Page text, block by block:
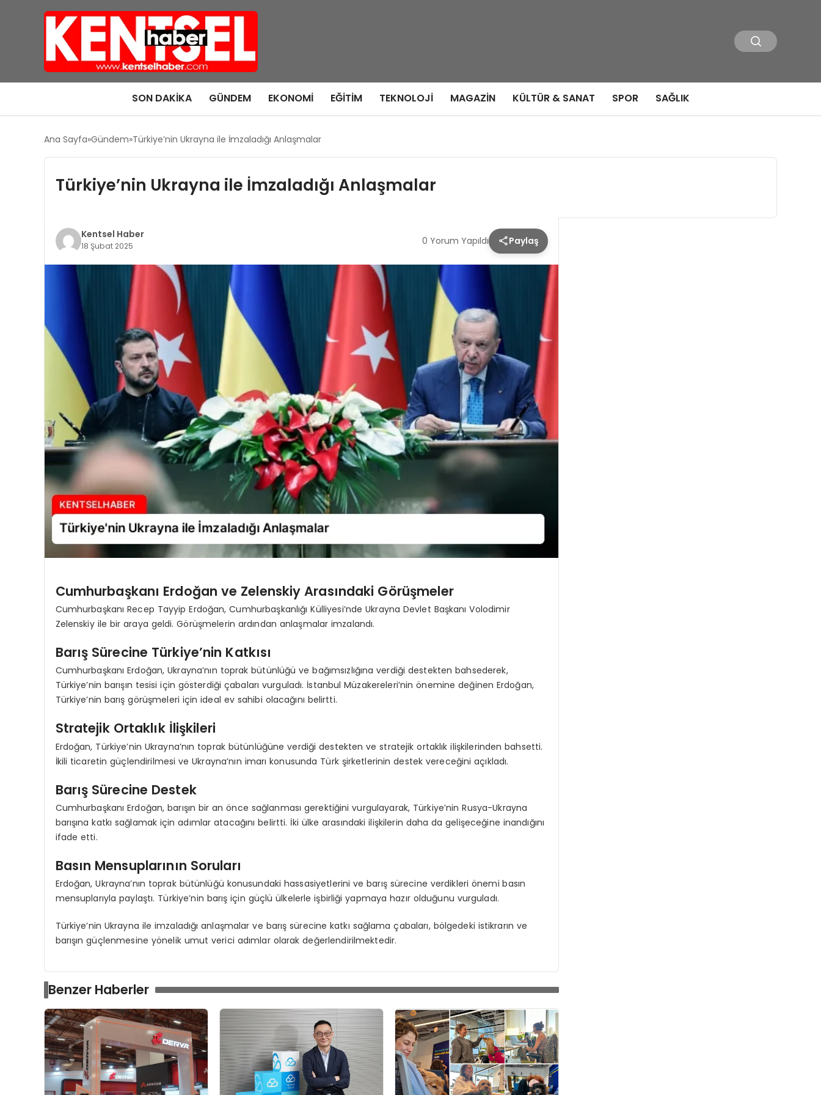
SON DAKIKA GÜNDEM EKONOMI EĞITIM TEKNOLOJI MAGAZIN KÜLTÜR & SANAT SPOR SAĞLIK
Ana Sayfa Gündem Türkiye’nin Ukrayna ile İmzaladığı Anlaşmalar
Türkiye’nin Ukrayna ile İmzaladığı Anlaşmalar
Kentsel Haber
18 Şubat 2025 0 Yorum Yapıldı Paylaş
Cumhurbaşkanı Erdoğan ve Zelenskiy Arasındaki Görüşmeler
Cumhurbaşkanı Recep Tayyip Erdoğan, Cumhurbaşkanlığı Külliyesi’nde Ukrayna Devlet Başkanı Volodimir
Zelenskiy ile bir araya geldi. Görüşmelerin ardından anlaşmalar imzalandı.
Barış Sürecine Türkiye’nin Katkısı
Cumhurbaşkanı Erdoğan, Ukrayna’nın toprak bütünlüğü ve bağımsızlığına verdiği destekten bahsederek,
Türkiye’nin barışın tesisi için gösterdiği çabaları vurguladı. İstanbul Müzakereleri’nin önemine değinen Erdoğan,
Türkiye’nin barış görüşmeleri için ideal ev sahibi olacağını belirtti.
Stratejik Ortaklık İlişkileri
Erdoğan, Türkiye’nin Ukrayna’nın toprak bütünlüğüne verdiği destekten ve stratejik ortaklık ilişkilerinden bahsetti.
İkili ticaretin güçlendirilmesi ve Ukrayna’nın imarı konusunda Türk şirketlerinin destek vereceğini açıkladı.
Barış Sürecine Destek
Cumhurbaşkanı Erdoğan, barışın bir an önce sağlanması gerektiğini vurgulayarak, Türkiye’nin Rusya-Ukrayna
barışına katkı sağlamak için adımlar atacağını belirtti. İki ülke arasındaki ilişkilerin daha da gelişeceğine inandığını
ifade etti.
Basın Mensuplarının Soruları
Erdoğan, Ukrayna’nın toprak bütünlüğü konusundaki hassasiyetlerini ve barış sürecine verdikleri önemi basın
mensuplarıyla paylaştı. Türkiye’nin barış için güçlü ülkelerle işbirliği yapmaya hazır olduğunu vurguladı.
Türkiye’nin Ukrayna ile imzaladığı anlaşmalar ve barış sürecine katkı sağlama çabaları, bölgedeki istikrarın ve
barışın güçlenmesine yönelik umut verici adımlar olarak değerlendirilmektedir.
Benzer Haberler